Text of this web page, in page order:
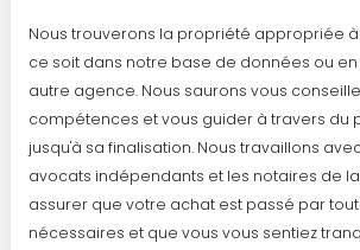
Nous trouverons la propriété appropriée à
ce soit dans notre base de données ou
autre agence. Nous saurons vous
compétences et vous guider à travers du
jusqu'à sa finalisation. Nous travaillons
avocats indépendants et les notaires de
assurer que votre achat est passé par
nécessaires et que vous vous sentiez